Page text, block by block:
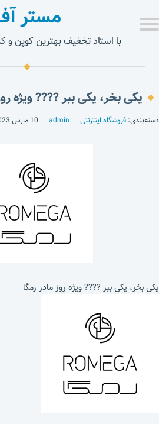
مستر
با استاد تخفیف بهترین کوپن و
یکی بخر، یکی ببر ???? ویژه
دسته‌بندی: فروشگاه اینترنتی admin 10 مارس 2023
یکی بخر، یکی ببر ???? ویژه روز مادر رمگا